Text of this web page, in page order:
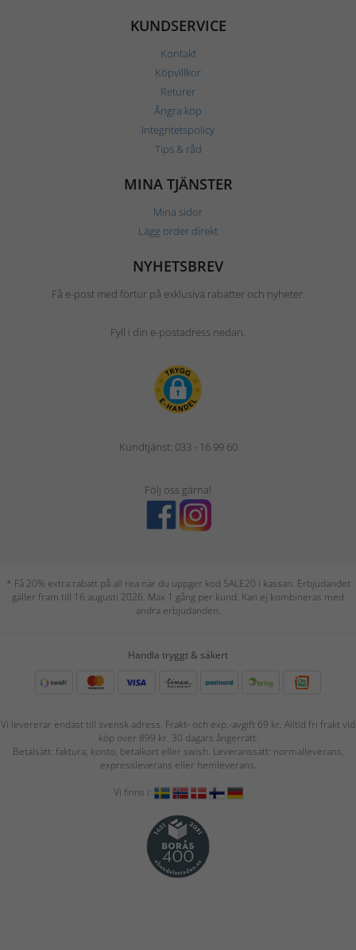
KUNDSERVICE
Kontakt
Köpvillkor
Returer
Ångra köp
Integritetspolicy
Tips & råd
MINA TJÄNSTER
Mina sidor
Lägg order direkt
NYHETSBREV
Få e-post med förtur på exklusiva rabatter och nyheter.
Fyll i din e-postadress nedan.
Kundtjänst: 033 - 16 99 60
Följ oss gärna!
* Få 20% extra rabatt på all rea när du uppger kod SALE20 i kassan. Erbjudandet
gäller fram till 16 augusti 2026. Max 1 gång per kund. Kan ej kombineras med
andra erbjudanden.
Handla tryggt & säkert
Vi levererar endast till svensk adress. Frakt- och exp.-avgift 69 kr. Alltid fri frakt vid
köp över 899 kr. 30 dagars ångerrätt.
Betalsätt: faktura, konto, betalkort eller swish. Leveranssätt: normalleverans,
expressleverans eller hemleverans.
Vi finns i: